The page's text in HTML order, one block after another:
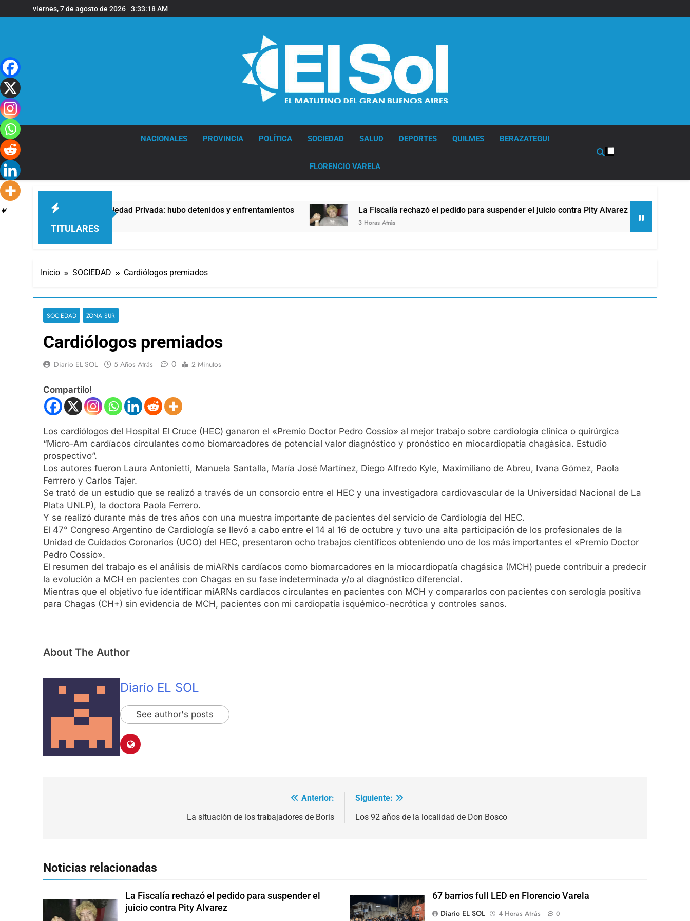
al
viernes, 7 de agosto de 2026 3:33:19 AM
NACIONALES PROVINCIA POLÍTICA SOCIEDAD SALUD DEPORTES QUILMES BERAZATEGUI
FLORENCIO VARELA
TITULARES
la Ley de Propiedad Privada: hubo detenidos y enfrentamientos La Fiscalía rechazó el pedido para suspender el juicio contra Pity Alvarez
3 Horas Atrás
Inicio SOCIEDAD Cardiólogos premiados
SOCIEDAD ZONA SUR
Cardiólogos premiados
Diario EL SOL 5 Años Atrás 0 2 Minutos
Compartilo!
Los cardiólogos del Hospital El Cruce (HEC) ganaron el «Premio Doctor Pedro Cossio» al mejor trabajo sobre cardiología clínica o quirúrgica
“Micro-Arn cardíacos circulantes como biomarcadores de potencial valor diagnóstico y pronóstico en miocardiopatia chagásica. Estudio
prospectivo”.
Los autores fueron Laura Antonietti, Manuela Santalla, María José Martínez, Diego Alfredo Kyle, Maximiliano de Abreu, Ivana Gómez, Paola
Ferrrero y Carlos Tajer.
Se trató de un estudio que se realizó a través de un consorcio entre el HEC y una investigadora cardiovascular de la Universidad Nacional de La
Plata UNLP), la doctora Paola Ferrero.
Y se realizó durante más de tres años con una muestra importante de pacientes del servicio de Cardiología del HEC.
El 47° Congreso Argentino de Cardiología se llevó a cabo entre el 14 al 16 de octubre y tuvo una alta participación de los profesionales de la
Unidad de Cuidados Coronarios (UCO) del HEC, presentaron ocho trabajos científicos obteniendo uno de los más importantes el «Premio Doctor
Pedro Cossio».
El resumen del trabajo es el análisis de miARNs cardíacos como biomarcadores en la miocardiopatía chagásica (MCH) puede contribuir a predecir
la evolución a MCH en pacientes con Chagas en su fase indeterminada y/o al diagnóstico diferencial.
Mientras que el objetivo fue identificar miARNs cardíacos circulantes en pacientes con MCH y compararlos con pacientes con serología positiva
para Chagas (CH+) sin evidencia de MCH, pacientes con mi cardiopatía isquémico-necrótica y controles sanos.
About The Author
Diario EL SOL
See author's posts
Anterior:
La situación de los trabajadores de Boris
Siguiente:
Los 92 años de la localidad de Don Bosco
Noticias relacionadas
La Fiscalía rechazó el pedido para suspender el
juicio contra Pity Alvarez
67 barrios full LED en Florencio Varela
Diario EL SOL
4 Horas Atrás 0